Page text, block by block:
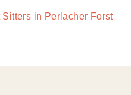
in Perlacher Forst